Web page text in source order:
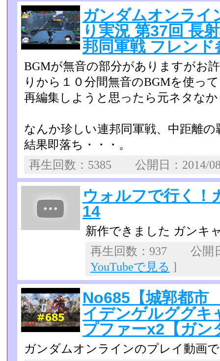
ガンダムオンライ
り実況 第37回 長
邦同軍戦 フレン
BGMが無音の部分がありますがお
りから１０分間無音のB­GMを使っ
再編集しようと思ったら元ネタな
なんか珍しい連邦同軍戦、中距離
結果即落ち・・・。
再生回数：5385 公開日：
ウォルフで行く！
14
新作できました ガンキ
再生回数：937 公開
YouTubeで見る ]
No685【城郭都
イデンゲルググ
プファーx2【ガン
ガンダムオンラインのプレイ動画